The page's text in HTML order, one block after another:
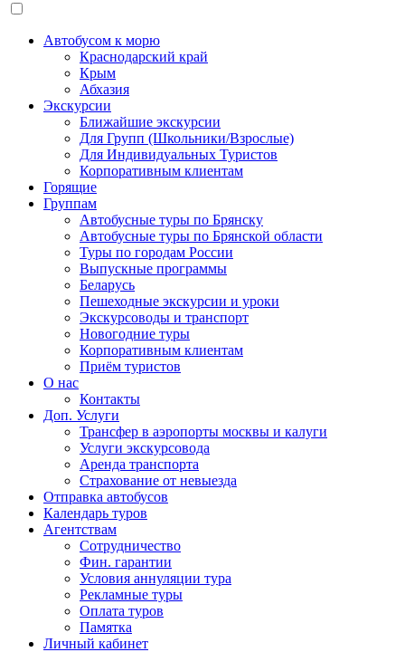
Автобусом к морю
Краснодарский край
Крым
Абхазия
Экскурсии
Ближайшие экскурсии
Для Групп (Школьники/Взрослые)
Для Индивидуальных Туристов
Корпоративным клиентам
Горящие
Группам
Автобусные туры по Брянску
Автобусные туры по Брянской области
Туры по городам России
Выпускные программы
Беларусь
Пешеходные экскурсии и уроки
Экскурсоводы и транспорт
Новогодние туры
Корпоративным клиентам
Приём туристов
О нас
Контакты
Доп. Услуги
Трансфер в аэропорты москвы и калуги
Услуги экскурсовода
Аренда транспорта
Страхование от невыезда
Отправка автобусов
Календарь туров
Агентствам
Сотрудничество
Фин. гарантии
Условия аннуляции тура
Рекламные туры
Оплата туров
Памятка
Личный кабинет